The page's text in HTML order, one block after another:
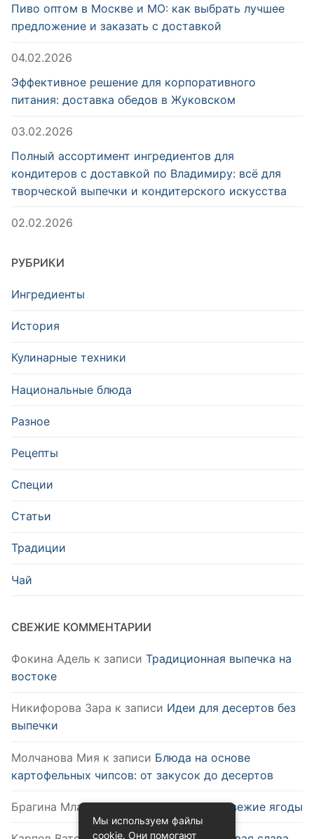
Пиво оптом в Москве и МО: как выбрать лучшее
предложение и заказать с доставкой
04.02.2026
Эффективное решение для корпоративного
питания: доставка обедов в Жуковском
03.02.2026
Полный ассортимент ингредиентов для
кондитеров с доставкой по Владимиру: всё для
творческой выпечки и кондитерского искусства
02.02.2026
РУБРИКИ
Ингредиенты
История
Кулинарные техники
Национальные блюда
Разное
Рецепты
Специи
Статьи
Традиции
Чай
СВЕЖИЕ КОММЕНТАРИИ
Фокина Адель к записи Традиционная выпечка на
востоке
Никифорова Зара к записи Идеи для десертов без
выпечки
Молчанова Мия к записи Блюда на основе
картофельных чипсов: от закусок до десертов
Брагина Младак записиКак выбрать свежие ягоды
Мы используем файлы
cookie. Они помогают